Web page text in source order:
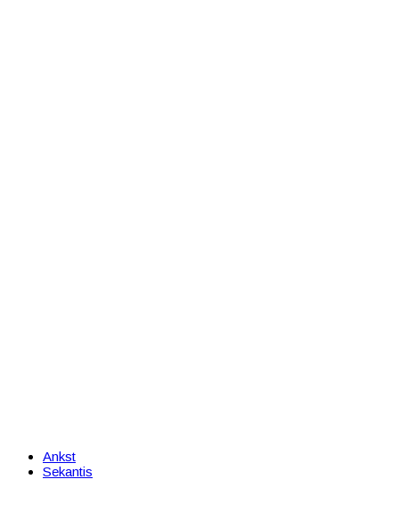
Ankst
Sekantis